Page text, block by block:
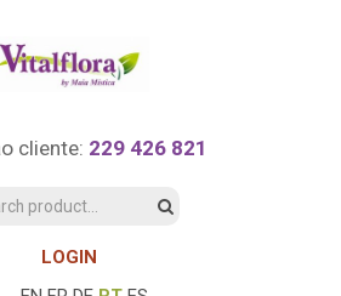
cliente: 229 426 821
LOGIN